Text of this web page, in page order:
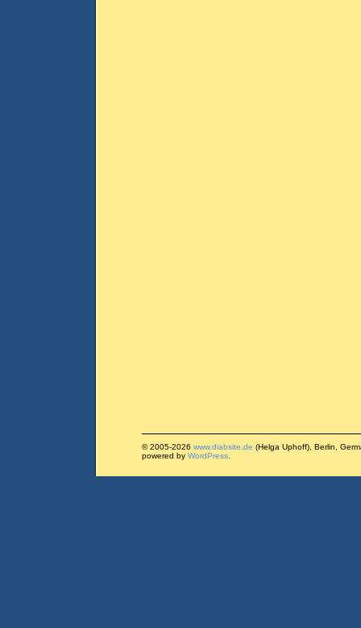
© 2005-2026 www.diabsite.de (Helga Uphoff), Berlin,
powered by WordPress.